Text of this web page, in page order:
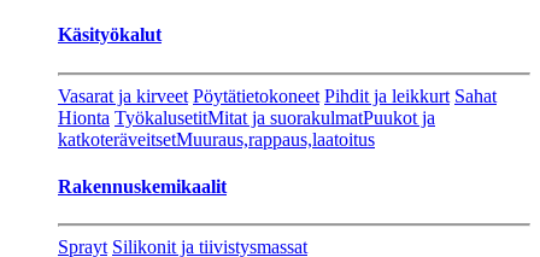
Käsityökalut
Vasarat ja kirveet Pöytätietokoneet Pihdit ja leikkurt Sahat
Hionta TyökalusetitMitat ja suorakulmatPuukot ja
katkoteräveitsetMuuraus,rappaus,laatoitus
Rakennuskemikaalit
Sprayt Silikonit ja tiivistysmassat